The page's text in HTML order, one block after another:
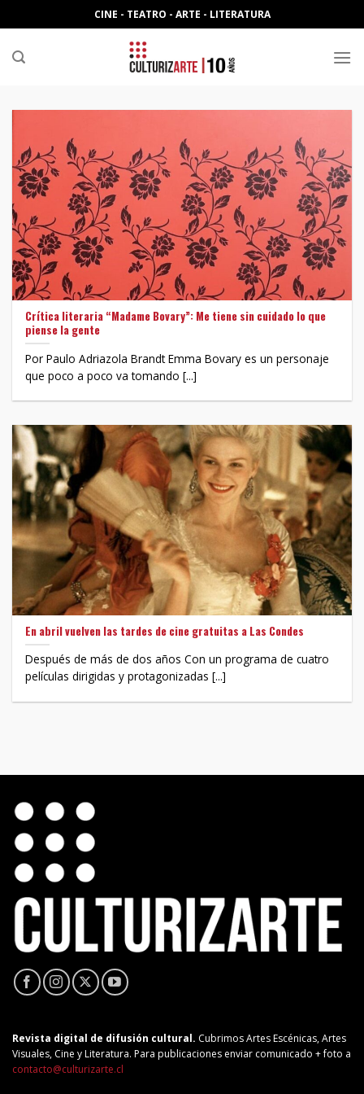
to
content
CINE - TEATRO - ARTE - LITERATURA
Crítica literaria “Madame Bovary”: Me tiene sin cuidado lo que
piense la gente
Por Paulo Adriazola Brandt Emma Bovary es un personaje
que poco a poco va tomando [...]
En abril vuelven las tardes de cine gratuitas a Las Condes
Después de más de dos años Con un programa de cuatro
películas dirigidas y protagonizadas [...]
Revista digital de difusión cultural. Cubrimos Artes Escénicas, Artes
Visuales, Cine y Literatura. Para publicaciones enviar comunicado + foto a
contacto@culturizarte.cl